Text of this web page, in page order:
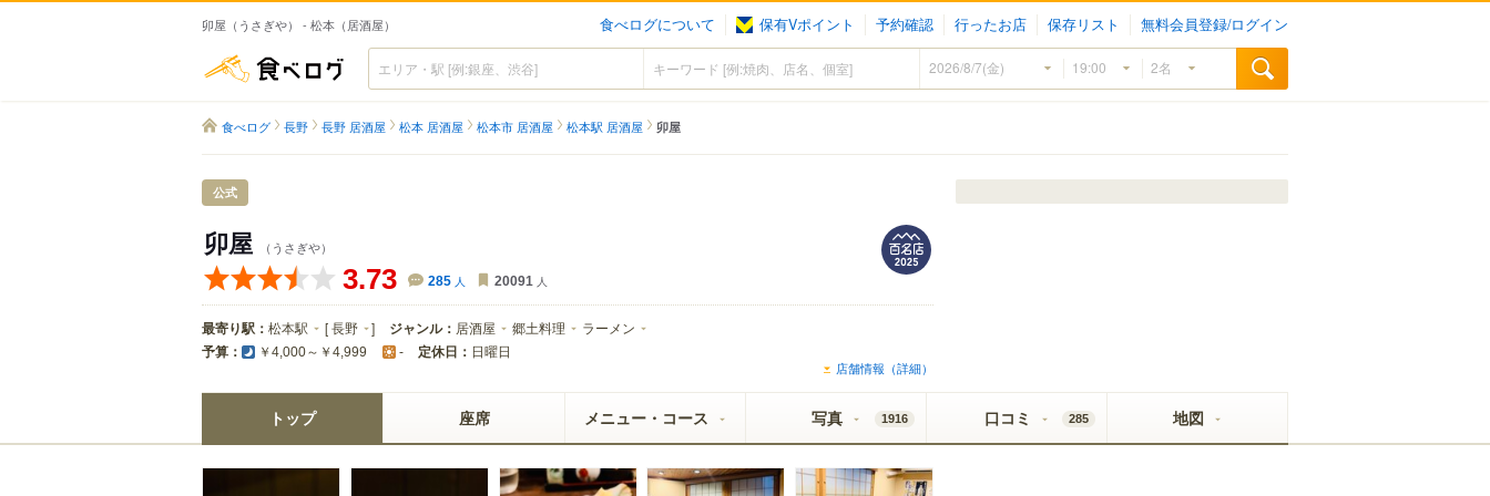
卯屋（うさぎや） - 松本（居酒屋） 食べログについて 保有Vポイント 予約確認 行ったお店 保存リスト 無料会員登録/ログイン
食べログ
食べログ 長野 長野 居酒屋 松本 居酒屋 松本市 居酒屋 松本駅 居酒屋 卯屋
公式
卯屋 （うさぎや）
3.73 285 人 20091 人
最寄り駅： 松本駅 [長野 ] ジャンル： 居酒屋 郷土料理 ラーメン
予算： ￥4,000～￥4,999 - 定休日： 日曜日
店舗情報（詳細）
トップ 座席 メニュー・コース 写真 1916 口コミ 285 地図